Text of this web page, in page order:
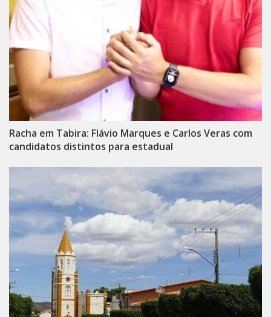
Racha em Tabira: Flávio Marques e Carlos Veras com
candidatos distintos para estadual